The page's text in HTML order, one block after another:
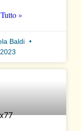
»
Baldi